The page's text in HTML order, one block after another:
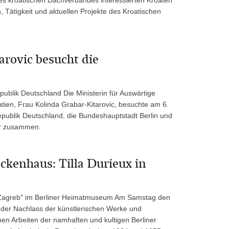
und aktuellen Projekte des Kroatischen
besucht die
Deutschland Die Ministerin für Auswärtige
Frau Kolinda Grabar-Kitarovic, besuchte am 6.
Deutschland, die Bundeshauptstadt Berlin und
Tilla Durieux in
im Berliner Heimatmuseum Am Samstag den
Nachlass der künstlerischen Werke und
Arbeiten der namhaften und kultigen Berliner